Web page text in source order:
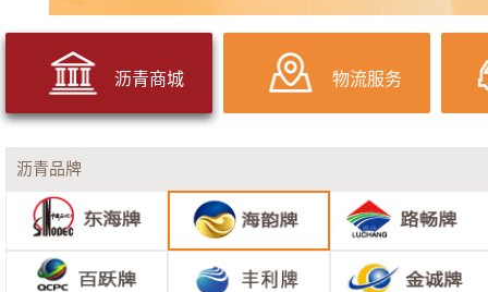
沥青商城 物流服务
沥青品牌